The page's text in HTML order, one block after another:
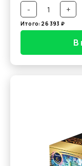
- +
Итого: 26 393 ₽
В